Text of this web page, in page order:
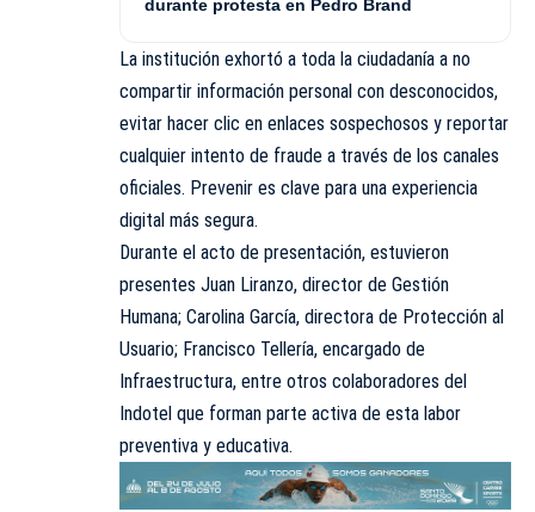
durante protesta en Pedro Brand
La institución exhortó a toda la ciudadanía a no
compartir información personal con desconocidos,
evitar hacer clic en enlaces sospechosos y reportar
cualquier intento de fraude a través de los canales
oficiales. Prevenir es clave para una experiencia
digital más segura.
Durante el acto de presentación, estuvieron
presentes Juan Liranzo, director de Gestión
Humana; Carolina García, directora de Protección al
Usuario; Francisco Tellería, encargado de
Infraestructura, entre otros colaboradores del
Indotel que forman parte activa de esta labor
preventiva y educativa.